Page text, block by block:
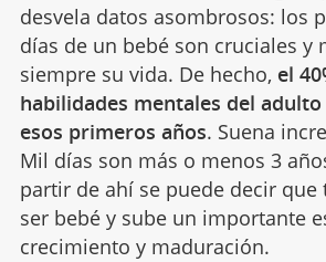
desvela datos asombrosos: los
días de un bebé son cruciales y
siempre su vida. De hecho, el
habilidades mentales del
esos primeros años. Suena
Mil días son más o menos 3
partir de ahí se puede decir
ser bebé y sube un importante
crecimiento y maduración.